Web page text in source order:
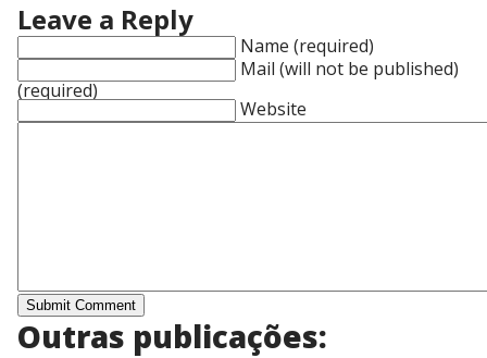
Leave a Reply
Name (required)
Mail (will not be published)
(required)
Website
Outras publicações: